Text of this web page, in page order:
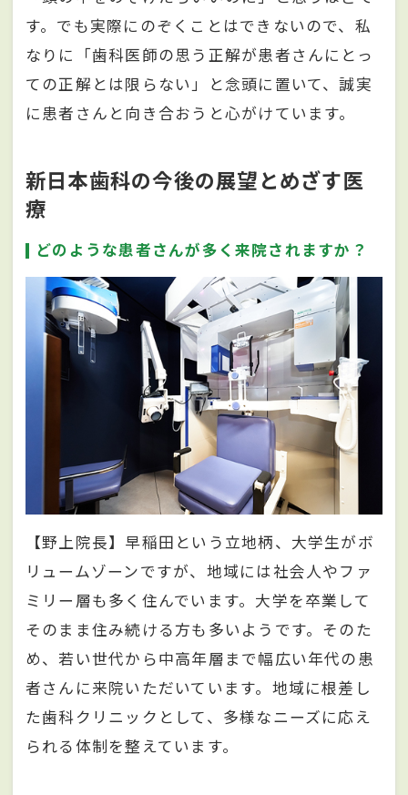
す。でも実際にのぞくことはできないので、私
なりに「歯科医師の思う正解が患者さんにとっ
ての正解とは限らない」と念頭に置いて、誠実
に患者さんと向き合おうと心がけています。
新日本歯科の今後の展望とめざす医
療
どのような患者さんが多く来院されますか？
【野上院長】早稲田という立地柄、大学生がボ
リュームゾーンですが、地域には社会人やファ
ミリー層も多く住んでいます。大学を卒業して
そのまま住み続ける方も多いようです。そのた
め、若い世代から中高年層まで幅広い年代の患
者さんに来院いただいています。地域に根差し
た歯科クリニックとして、多様なニーズに応え
られる体制を整えています。